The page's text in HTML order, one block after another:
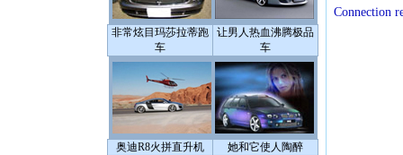
非常炫目玛莎拉蒂跑
车
让男人热血沸腾极品
车
奥迪R8火拼直升机 她和它使人陶醉
Connection